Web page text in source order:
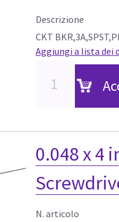
Descrizione
CKT
Aggiungi a lista dei
0.048 x 4
N. articolo